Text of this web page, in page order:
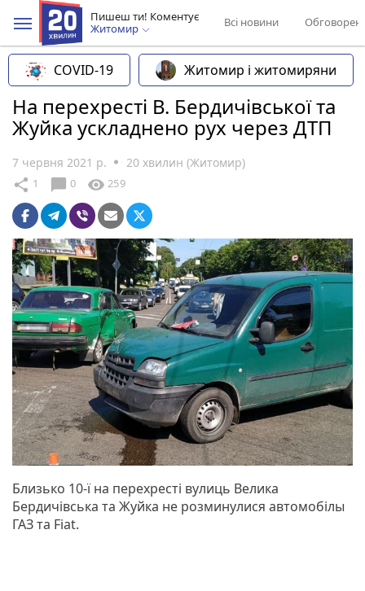
Пишеш ти! Коментує
Житомир
Всі новини
COVID-19 Житомир і житомиряни
На перехресті В. Бердичівської та
Жуйка ускладнено рух через ДТП
7 червня 2021 р. 20 хвилин (Житомир)
share 1 chat_bubble 0 visibility 259
Близько 10-ї на перехресті вулиць Велика
Бердичівська та Жуйка не розминулися автомобілы
ГАЗ та Fiat.